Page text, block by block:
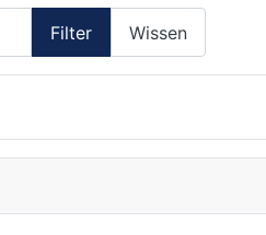
Filter Wissen